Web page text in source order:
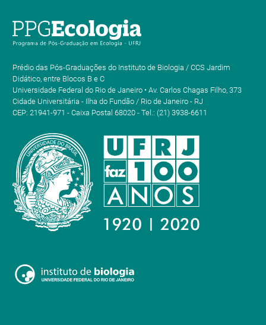
Prédio das Pós-Graduações do Instituto de Biologia / CCS Jardim
Didático, entre Blocos B e C
Universidade Federal do Rio de Janeiro • Av. Carlos Chagas Filho, 373
Cidade Universitária - Ilha do Fundão / Rio de Janeiro - RJ
CEP: 21941-971 - Caixa Postal 68020 - Tel.: (21) 3938-6611